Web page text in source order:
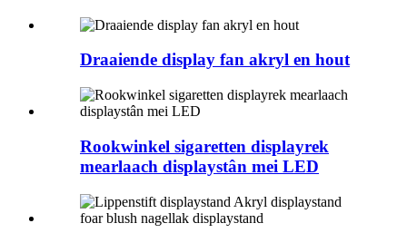
Draaiende display fan akryl en hout
Rookwinkel sigaretten displayrek
mearlaach displaystân mei LED